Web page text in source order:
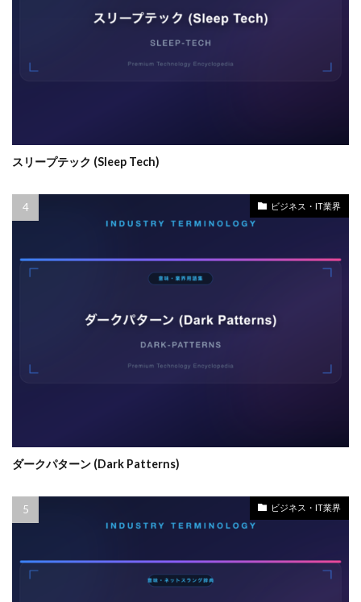
スリープテック (Sleep Tech)
ビジネス・IT業界
ダークパターン (Dark Patterns)
ビジネス・IT業界